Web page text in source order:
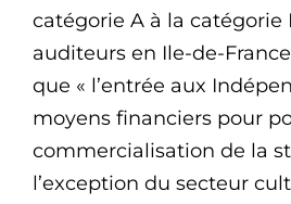
catégorie A à la catégorie
auditeurs en Ile-de-
que « l’entrée aux
moyens financiers pour
commercialisation de la
l’exception du secteur